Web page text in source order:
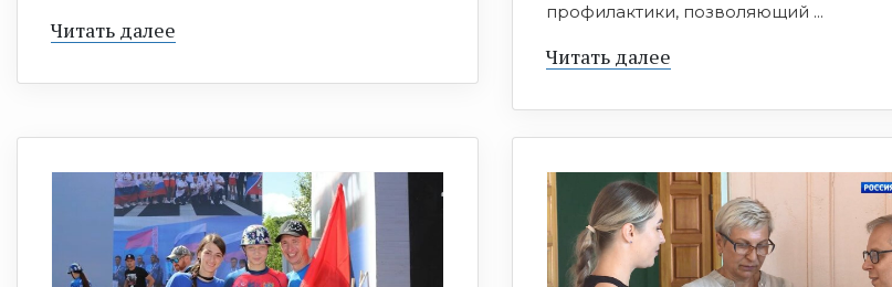
Читать далее
профилактики, позволяющий ...
Читать далее